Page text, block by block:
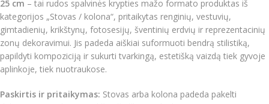
25 cm – tai rudos spalvinės krypties mažo formato produktas iš
kategorijos „Stovas / kolona“, pritaikytas renginių, vestuvių,
gimtadienių, krikštynų, fotosesijų, šventinių erdvių ir reprezentacinių
zonų dekoravimui. Jis padeda aiškiai suformuoti bendrą stilistiką,
papildyti kompoziciją ir sukurti tvarkingą, estetišką vaizdą tiek gyvoje
aplinkoje, tiek nuotraukose.
Paskirtis ir pritaikymas: Stovas arba kolona padeda pakelti